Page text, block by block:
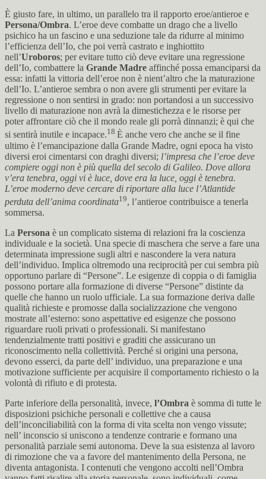
È giusto fare, in ultimo, un parallelo tra il rapporto eroe/antieroe e
Persona/Ombra. L’eroe deve combatte un drago che a livello
psichico ha un fascino e una seduzione tale da ridurre al minimo
l’efficienza dell’Io, che poi verrà castrato e inghiottito
nell’Uroboros; per evitare tutto ciò deve evitare una regressione
dell’Io, combattere la Grande Madre affinché possa emanciparsi da
essa: infatti la vittoria dell’eroe non è nient’altro che la maturazione
dell’Io. L’antieroe sembra o non avere gli strumenti per evitare la
regressione o non sentirsi in grado: non portandosi a un successivo
livello di maturazione non avrà la dimestichezza e le risorse per
poter affrontare ciò che il mondo reale gli porrà dinnanzi; è qui che
si sentirà inutile e incapace.18 È anche vero che anche se il fine
ultimo è l’emancipazione dalla Grande Madre, ogni epoca ha visto
diversi eroi cimentarsi con draghi diversi; l’impresa che l’eroe deve
compiere oggi non è più quella del secolo di Galileo. Dove allora
v’era tenebra, oggi vi è luce, dove era la luce, oggi è tenebra.
L’eroe moderno deve cercare di riportare alla luce l’Atlantide
perduta dell’anima coordinata19, l’antieroe contribuisce a tenerla
sommersa.
La Persona è un complicato sistema di relazioni fra la coscienza
individuale e la società. Una specie di maschera che serve a fare una
determinata impressione sugli altri e nascondere la vera natura
dell’individuo. Implica oltremodo una reciprocità per cui sembra più
opportuno parlare di “Persone”. Le esigenze di coppia o di famiglia
possono portare alla formazione di diverse “Persone” distinte da
quelle che hanno un ruolo ufficiale. La sua formazione deriva dalle
qualità richieste e promosse dalla socializzazione che vengono
mostrate all’esterno: sono aspettative ed esigenze che possono
riguardare ruoli privati o professionali. Si manifestano
tendenzialmente tratti positivi e graditi che assicurano un
riconoscimento nella collettività. Perché si origini una persona,
devono esserci, da parte dell’ individuo, una preparazione e una
motivazione sufficiente per acquisire il comportamento richiesto o la
volontà di rifiuto e di protesta.
Parte inferiore della personalità, invece, l’Ombra è somma di tutte le
disposizioni psichiche personali e collettive che a causa
dell’inconciliabilità con la forma di vita scelta non vengo vissute;
nell’ inconscio si uniscono a tendenze contrarie e formano una
personalità parziale semi autonoma. Deve la sua esistenza al lavoro
di rimozione che va a favore del mantenimento della Persona, ne
diventa antagonista. I contenuti che vengono accolti nell’Ombra